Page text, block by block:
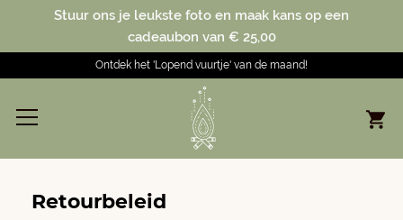
Stuur ons je leukste foto en maak kans op een
cadeaubon van € 25,00
Ontdek het 'Lopend vuurtje' van de maand!
Retourbeleid